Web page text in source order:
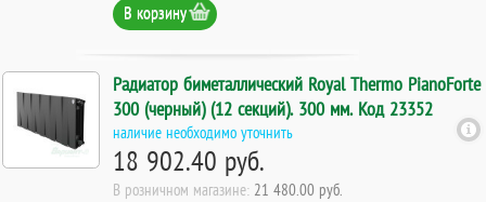
В корзину
Радиатор биметаллический Royal Thermo PianoForte
300 (черный) (12 секций). 300 мм. Код 23352
наличие необходимо уточнить
18 902.40 руб.
В розничном магазине: 21 480.00 руб.